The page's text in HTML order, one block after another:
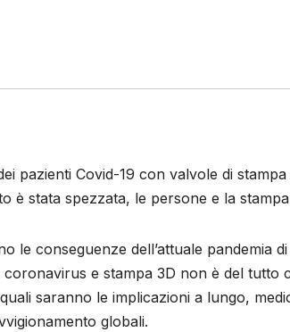
pazienti Covid-19 con valvole di
è stata spezzata, le persone e la
le conseguenze dell’attuale pandemia
e stampa 3D non è del tutto
saranno le implicazioni a lungo,
globali.